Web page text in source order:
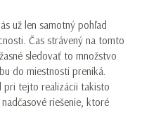
už len samotný pohľad
Čas strávený na tomto
sledovať to množstvo
do miestnosti preniká.
pri tejto realizácii takisto
riešenie, ktoré